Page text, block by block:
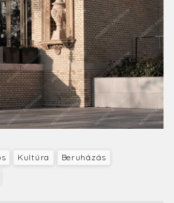
Kultúra
Beruházás